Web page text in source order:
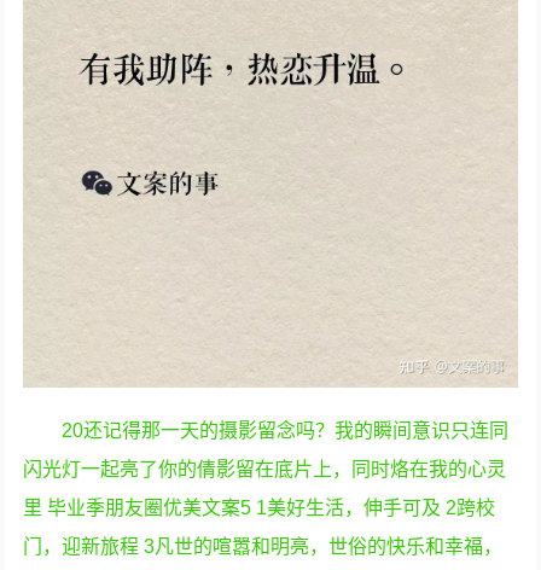
20还记得那一天的摄影留念吗？我的瞬间意识只连同
闪光灯一起亮了你的倩影留在底片上，同时烙在我的心灵
里 毕业季朋友圈优美文案5 1美好生活，伸手可及 2跨校
门，迎新旅程 3凡世的喧嚣和明亮，世俗的快乐和幸福，